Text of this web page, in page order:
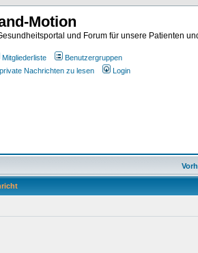
Motion
und Forum für unsere Patienten
Mitgliederliste
Benutzergruppen
Nachrichten zu lesen Login